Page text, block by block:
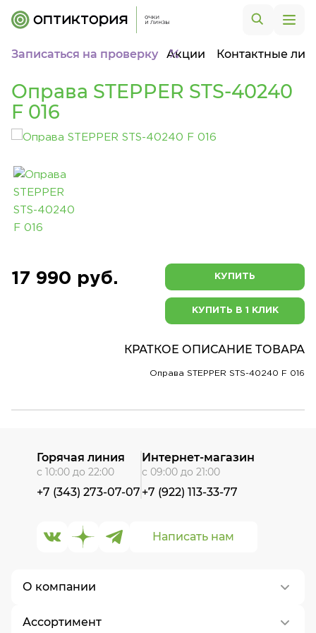
Записаться на проверку Акции Контактные
Оправа STEPPER STS-40240
F 016
17 990 руб. КУПИТЬ
КУПИТЬ В 1 КЛИК
КРАТКОЕ ОПИСАНИЕ ТОВАРА
Оправа STEPPER STS-40240 F 016
О компании
О нас
Ассортимент
Написать нам
Горячая линия
с 10:00 до 22:00
+7 (343) 273-07-07
Интернет-магазин
с 09:00 до 21:00
+7 (922) 113-33-77